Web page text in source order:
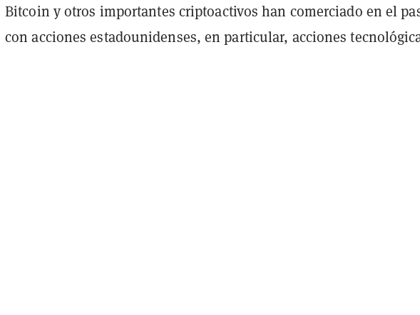
Bitcoin y otros importantes criptoactivos han comerciado en el
con acciones estadounidenses, en particular, acciones